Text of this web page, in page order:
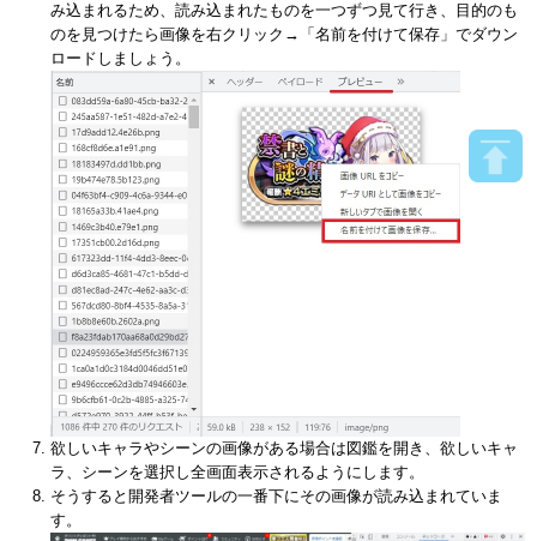
み込まれるため、読み込まれたものを一つずつ見て行き、目的のも
のを見つけたら画像を右クリック→「名前を付けて保存」でダウン
ロードしましょう。
欲しいキャラやシーンの画像がある場合は図鑑を開き、欲しいキャ
ラ、シーンを選択し全画面表示されるようにします。
そうすると開発者ツールの一番下にその画像が読み込まれていま
す。